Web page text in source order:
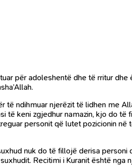
për adoleshentë dhe të rritur
të ndihmuar njerëzit të lidhen me
të keni zgjedhur namazin, kjo do
personit që lutet pozicionin
nuk do të fillojë derisa
Recitimi i Kuranit është nga